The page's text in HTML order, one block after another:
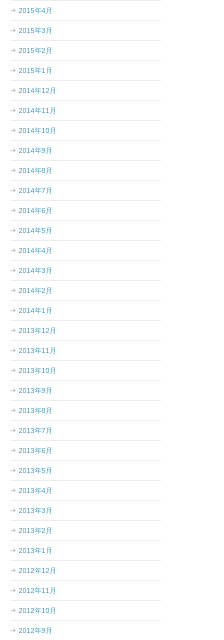
2015年4月
2015年3月
2015年2月
2015年1月
2014年12月
2014年11月
2014年10月
2014年9月
2014年8月
2014年7月
2014年6月
2014年5月
2014年4月
2014年3月
2014年2月
2014年1月
2013年12月
2013年11月
2013年10月
2013年9月
2013年8月
2013年7月
2013年6月
2013年5月
2013年4月
2013年3月
2013年2月
2013年1月
2012年12月
2012年11月
2012年10月
2012年9月